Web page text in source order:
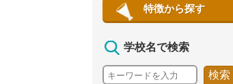
特徴から探す
学校名で検索